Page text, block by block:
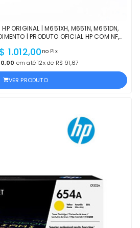
ORIGINAL | M651XH, M651N, M651DN,
| PRODUTO OFICIAL HP COM NF,
1.012,00 no Pix
em até 12x de R$ 91,67
VER PRODUTO